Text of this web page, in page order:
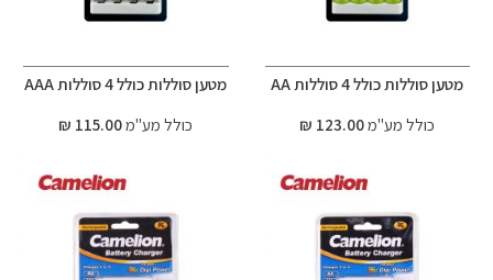
מטען סוללות כולל 4 סוללות AA
כולל מע"מ123.00 ₪
מטען סוללות כולל 4 סוללות AAA
כולל מע"מ115.00 ₪